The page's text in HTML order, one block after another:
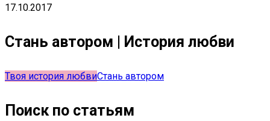
17.10.2017
Стань автором | История любви
Твоя история любвиСтань автором
Поиск по статьям